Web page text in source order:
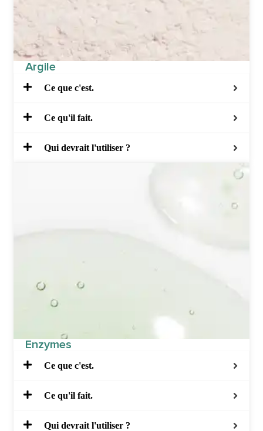
Argile
Ce que c'est.
Ce qu'il fait.
Qui devrait l'utiliser ?
Enzymes
Ce que c'est.
Ce qu'il fait.
Qui devrait l'utiliser ?